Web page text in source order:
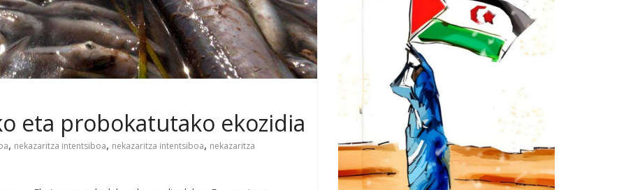
eta probokatutako ekozidia
, nekazaritza intentsiboa, nekazaritza intentsiboa, nekazaritza